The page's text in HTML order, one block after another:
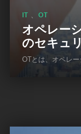
、 OT
オペレー
のセキュ
OTとは、オペレー